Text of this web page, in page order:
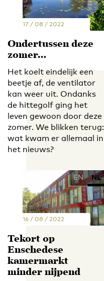
17 / 08 / 2022
Ondertussen deze
zomer…
Het koelt eindelijk een
beetje af, de ventilator
kan weer uit. Ondanks
de hittegolf ging het
leven gewoon door deze
zomer. We blikken terug:
wat kwam er allemaal in
het nieuws?
EN NL
16 / 08 / 2022
Tekort op
Enschedese
kamermarkt
minder nijpend